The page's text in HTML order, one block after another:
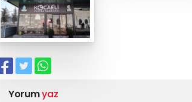
Yorumyaz